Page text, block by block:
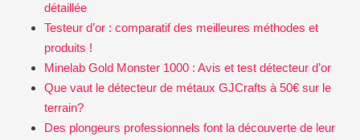
détaillée
Testeur d’or : comparatif des meilleures méthodes et
produits !
Minelab Gold Monster 1000 : Avis et test détecteur d’or
Que vaut le détecteur de métaux GJCrafts à 50€ sur le
terrain?
Des plongeurs professionnels font la découverte de leur